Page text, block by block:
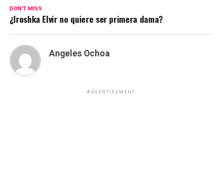
DON'T MISS
¿Iroshka Elvir no quiere ser primera dama?
Angeles Ochoa
ADVERTISEMENT